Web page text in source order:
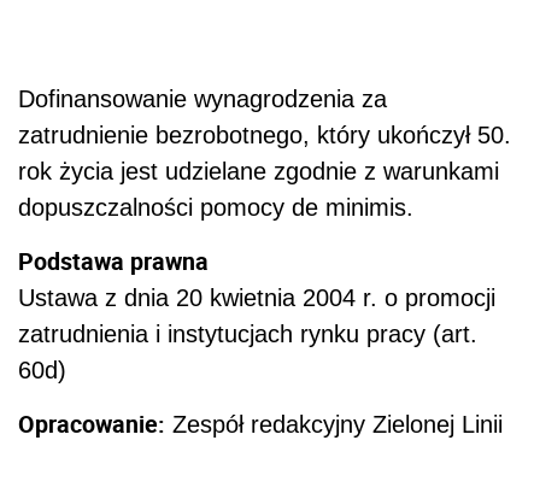
Dofinansowanie wynagrodzenia za
zatrudnienie bezrobotnego, który ukończył 50.
rok życia jest udzielane zgodnie z warunkami
dopuszczalności pomocy de minimis.
Podstawa prawna
Ustawa z dnia 20 kwietnia 2004 r. o promocji
zatrudnienia i instytucjach rynku pracy (art.
60d)
Opracowanie: Zespół redakcyjny Zielonej Linii